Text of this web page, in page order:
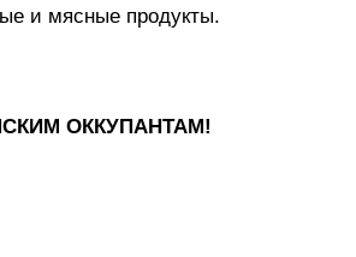
и мясные продукты.
ОККУПАНТАМ!